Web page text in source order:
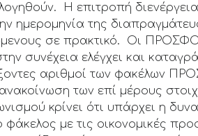
Η επιτροπή
ημερομηνία της
σε πρακτικό. Οι
συνέχεια ελέγχει και
αριθμοί των φακέλων
των επί μέρους
κρίνει ότι υπάρχει η
φάκελος με τις οικονομικές